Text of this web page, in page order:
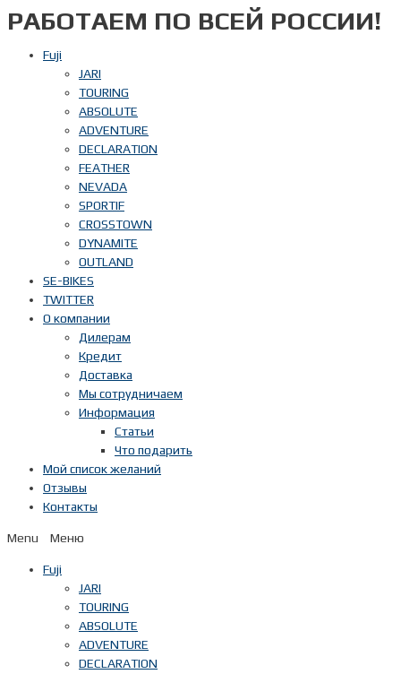
Перейти
к
содержимому
РАБОТАЕМ ПО ВСЕЙ РОССИИ!
Fuji
JARI
TOURING
ABSOLUTE
ADVENTURE
DECLARATION
FEATHER
NEVADA
SPORTIF
CROSSTOWN
DYNAMITE
OUTLAND
SE-BIKES
TWITTER
О компании
Дилерам
Кредит
Доставка
Мы сотрудничаем
Информация
Статьи
Что подарить
Мой список желаний
Отзывы
Контакты
Menu
Fuji
JARI
TOURING
ABSOLUTE
ADVENTURE
DECLARATION